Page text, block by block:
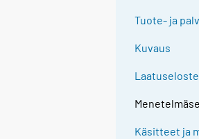
Tuote- ja
Kuvaus
Käsitteet ja